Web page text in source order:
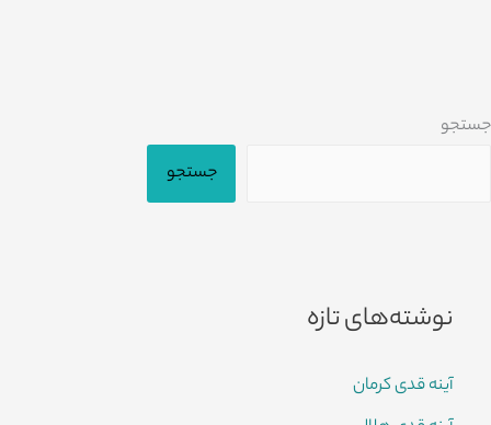
جستجو
جستجو
نوشته‌های تازه
آینه قدی کرمان